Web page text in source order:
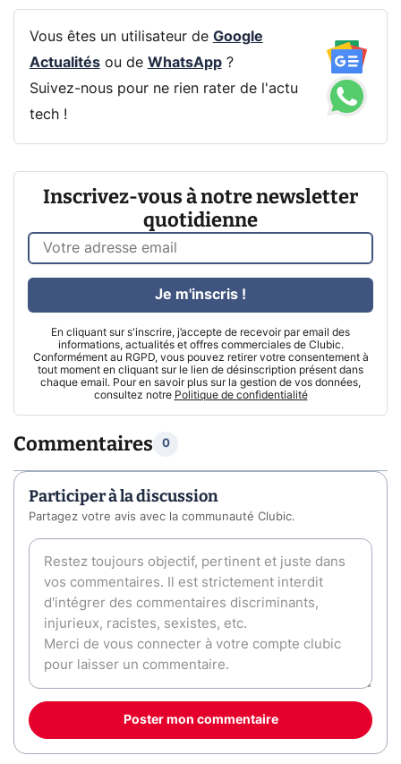
Vous êtes un utilisateur de Google
Actualitésou de WhatsApp?
Suivez-nous pour ne rien rater de l'actu
tech !
Inscrivez-vous à notre newsletter
quotidienne
En cliquant sur s'inscrire, j’accepte de recevoir par email des
informations, actualités et offres commerciales de Clubic.
Conformément au RGPD, vous pouvez retirer votre consentement à
tout moment en cliquant sur le lien de désinscription présent dans
chaque email. Pour en savoir plus sur la gestion de vos données,
consultez notre Politique de confidentialité
Je m'inscris !
Commentaires 0
Participer à la discussion
Partagez votre avis avec la communauté Clubic.
Poster mon commentaire